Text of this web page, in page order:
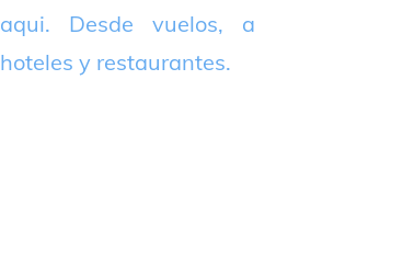
aqui. Desde vuelos, a
hoteles y restaurantes.